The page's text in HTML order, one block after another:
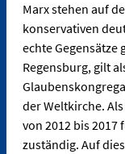
Marx stehen auf
konservativen
echte Gegensätze
Regensburg, gilt
der Weltkirche.
von 2012 bis
zuständig. Auf